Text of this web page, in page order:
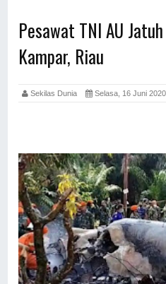
Pesawat TNI AU
Kampar, Riau
Sekilas Dunia Selasa, 16 Juni 2020